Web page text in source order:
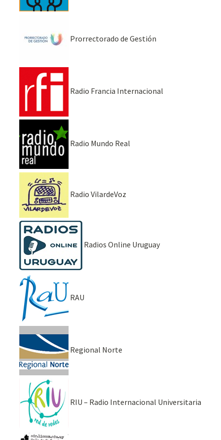
Prorrectorado de Gestión
Radio Francia Internacional
Radio Mundo Real
Radio VilardeVoz
Radios Online Uruguay
RAU
Regional Norte
RIU – Radio Internacional Universitaria